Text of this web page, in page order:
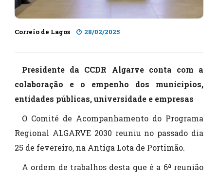
Correio de Lagos 28/02/2025
Presidente da CCDR Algarve conta com a
colaboração e o empenho dos municípios,
entidades públicas, universidade e empresas
O Comité de Acompanhamento do Programa
Regional ALGARVE 2030 reuniu no passado dia
25 de fevereiro, na Antiga Lota de Portimão.
A ordem de trabalhos desta que é a 6ª reunião